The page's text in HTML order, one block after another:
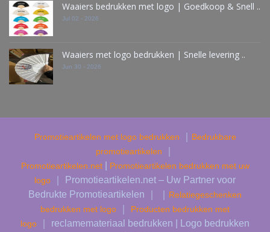
Waaiers bedrukken met logo | Goedkoop & Snell ..
Jul 02 - 2026
Waaiers met logo bedrukken | Snelle levering ..
Jun 30 - 2026
Promotieartikelen met logo bedrukken
Bedrukbare
promotieartikelen
Promotieartikelen.net|
Promotieartikelen bedrukken met uw
logo ｜ Promotieartikelen.net – Uw Partner voor
Bedrukte Promotieartikelen ｜ ｜ Relatiegeschenken
bedrukken met logo
Producten bedrukken met
logo ｜ reclamemateriaal bedrukken | Logo bedrukken